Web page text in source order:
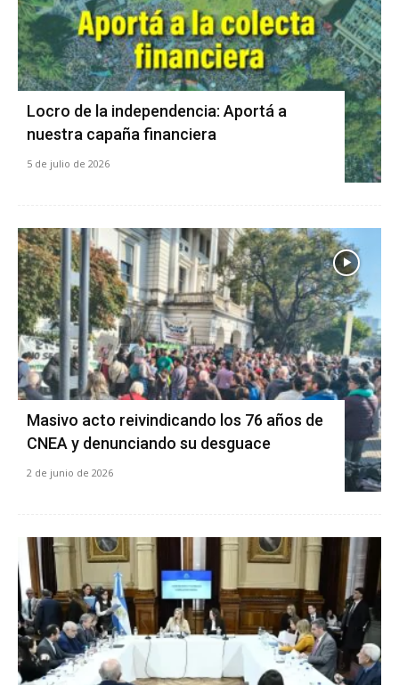
Locro de la independencia: Aportá a
nuestra capaña financiera
5 de julio de 2026
Masivo acto reivindicando los 76 años de
CNEA y denunciando su desguace
2 de junio de 2026